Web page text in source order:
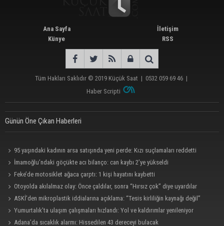
Ana Sayfa
Künye
İletişim
RSS
Tüm Hakları Saklıdır © 2019 Küçük Saat | 0532 059 69 46 |
Haber Scripti
Günün Öne Çıkan Haberleri
95 yaşındaki kadının arsa satışında yeni perde: Kızı suçlamaları reddetti
İmamoğlu’ndaki göçükte acı bilanço: can kaybı 2’ye yükseldi
Feke’de motosiklet ağaca çarptı: 1 kişi hayatını kaybetti
Otoyolda akılalmaz olay: Önce çaldılar, sonra “Hırsız çok” diye uyardılar
ASKİ’den mikroplastik iddialarına açıklama: “Tesis kirliliğin kaynağı değil”
Yumurtalık’ta ulaşım çalışmaları hızlandı: Yol ve kaldırımlar yenileniyor
Adana’da sıcaklık alarmı: Hissedilen 43 dereceyi bulacak